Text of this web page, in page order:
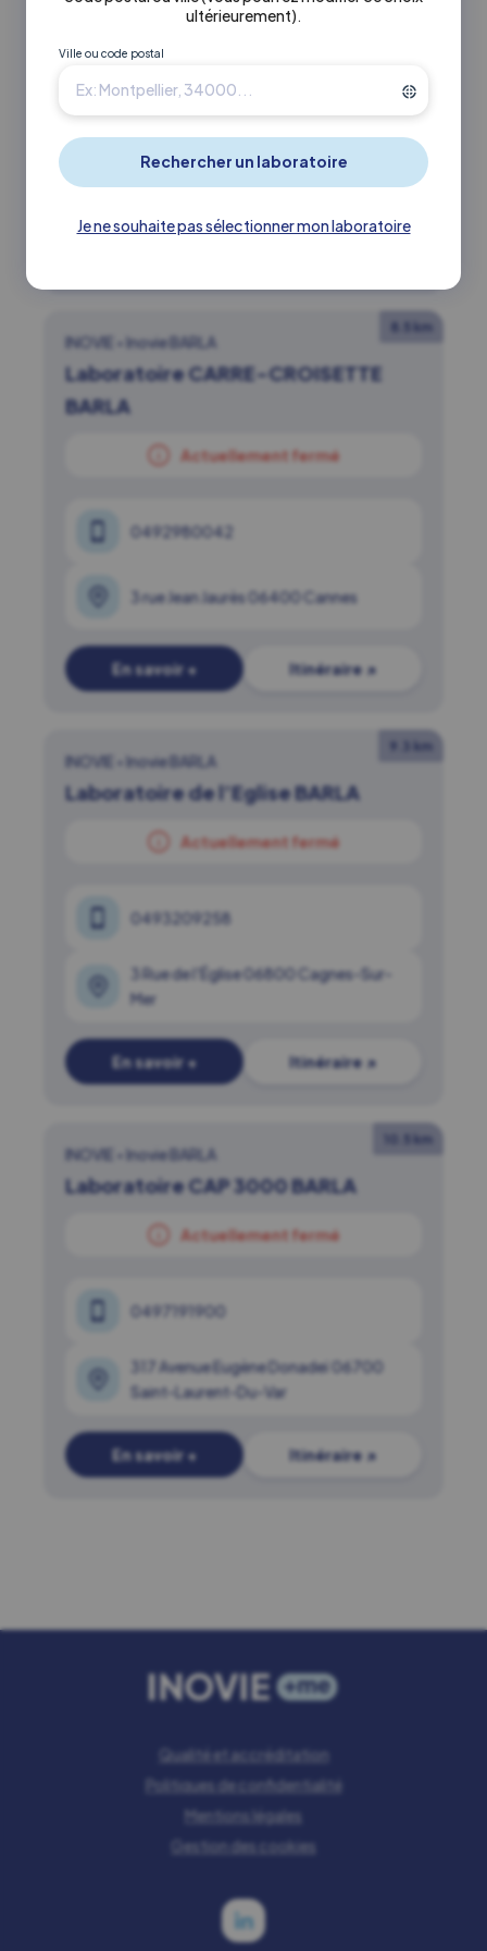
ultérieurement).
Ville ou code postal
Je ne souhaite pas sélectionner mon laboratoire
Actuellement fermé
0493645353
4 AVENUE DU TAPIS VERT 06220
Vallauris
8.5 km
INOVIE • Inovie BARLA
Laboratoire CARRE-CROISETTE
BARLA
Actuellement fermé
0492980042
3 rue Jean Jaurès 06400 Cannes
En savoir + Itinéraire ↗
9.3 km
INOVIE • Inovie BARLA
Laboratoire de l’Eglise BARLA
Actuellement fermé
0493209258
3 Rue de l'Église 06800 Cagnes-Sur-
Mer
En savoir + Itinéraire ↗
10.5 km
INOVIE • Inovie BARLA
Laboratoire CAP 3000 BARLA
Actuellement fermé
0497191900
317 Avenue Eugène Donadeï 06700
Saint-Laurent-Du-Var
En savoir + Itinéraire ↗
Qualité et accréditation
Politiques de confidentialité
Mentions légales
Gestion des cookies